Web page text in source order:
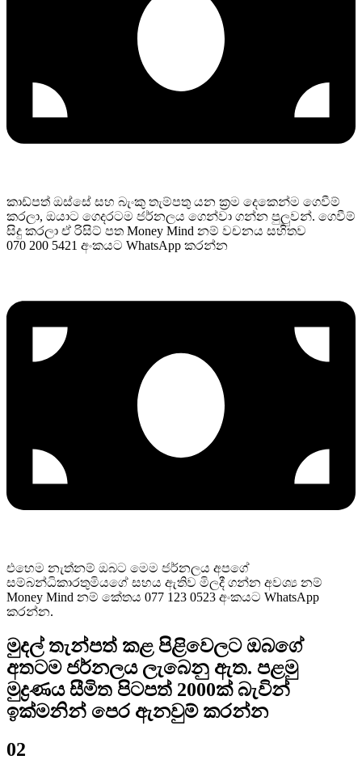
කාඩ්පත් ඔස්සේ සහ බැංකු තැම්පතු යන ක්‍රම දෙකෙන්ම ගෙවීම්
කරලා, ඔයාට ගෙදරටම ජර්නලය ගෙන්වා ගන්න පුලුවන්. ගෙවීම්
සිදු කරලා ඒ රිසිට් පත Money Mind නම් වචනය සහිතව
070 200 5421 අංකයට WhatsApp කරන්න
එහෙම නැත්නම් ඔබට මෙම ජර්නලය අපගේ
සම්බන්ධිකාරතුමියගේ සහය ඇතිව මිලදී ගන්න අවශ්‍ය නම්
Money Mind නම් කේතය 077 123 0523 අංකයට WhatsApp
කරන්න.
මුදල් තැන්පත් කළ පිළිවෙලට ඔබගේ
අතටම ජර්නලය ලැබෙනු ඇත. පළමු
මුද්‍රණය සීමිත පිටපත් 2000ක් බැවින්
ඉක්මනින් පෙර ඇනවුම් කරන්න
02